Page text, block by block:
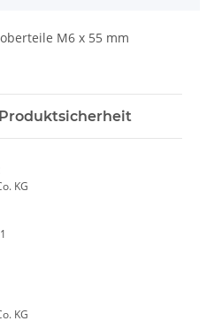
M6 x 55 mm
KG
KG